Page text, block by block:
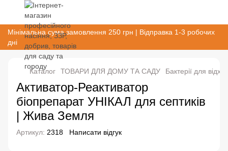
Мінімальна сума замовлення 250 грн | Відправка 1-3 робочих
дні
Каталог ТОВАРИ ДЛЯ ДОМУ ТА САДУ Бактерії для
Активатор-Реактиватор
біопрепарат УНІКАЛ для септиків
| Жива Земля
Артикул: 2318 Написати відгук